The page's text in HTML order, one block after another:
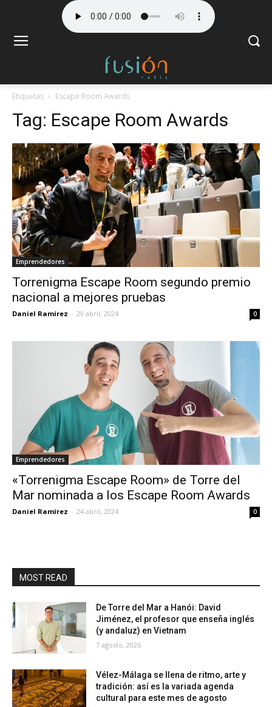
Etiquetas Escape Room Awards
Tag: Escape Room Awards
Emprendedores
Torrenigma Escape Room segundo premio
nacional a mejores pruebas
Daniel Ramírez - 29 abril, 2024 0
Emprendedores
«Torrenigma Escape Room» de Torre del
Mar nominada a los Escape Room Awards
Daniel Ramírez - 24 abril, 2024 0
MOST READ
De Torre del Mar a Hanói: David
Jiménez, el profesor que enseña inglés
(y andaluz) en Vietnam
7 agosto, 2026
Vélez-Málaga se llena de ritmo, arte y
tradición: así es la variada agenda
cultural para este mes de agosto